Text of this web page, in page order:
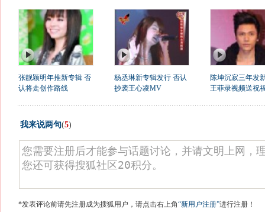
张靓颖明年推新专辑 否
认将走创作路线
杨丞琳新专辑发行 否认
抄袭王心凌MV
陈坤沉寂三年发
王菲录视频送祝
我来说两句(5)
*发表评论前请先注册成为搜狐用户，请点击右上角“新用户注册”进行注册！